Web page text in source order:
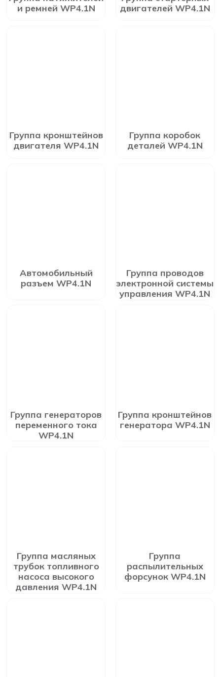
и ремней WP4.1N
двигателей WP4.1N
Группа кронштейнов
двигателя WP4.1N
Группа коробок
деталей WP4.1N
Автомобильный
разъем WP4.1N
Группа проводов
электронной системы
управления WP4.1N
Группа генераторов
переменного тока
WP4.1N
Группа кронштейнов
генератора WP4.1N
Группа масляных
трубок топливного
насоса высокого
давления WP4.1N
Группа
распылительных
форсунок WP4.1N